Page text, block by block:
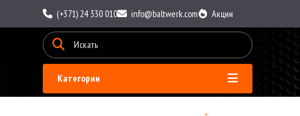
(+371) 24 330 010 info@baltwerk.com Акции
Категории